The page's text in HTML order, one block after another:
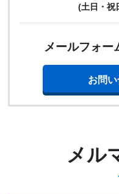
(土日・祝
メールフォー
お問
メル